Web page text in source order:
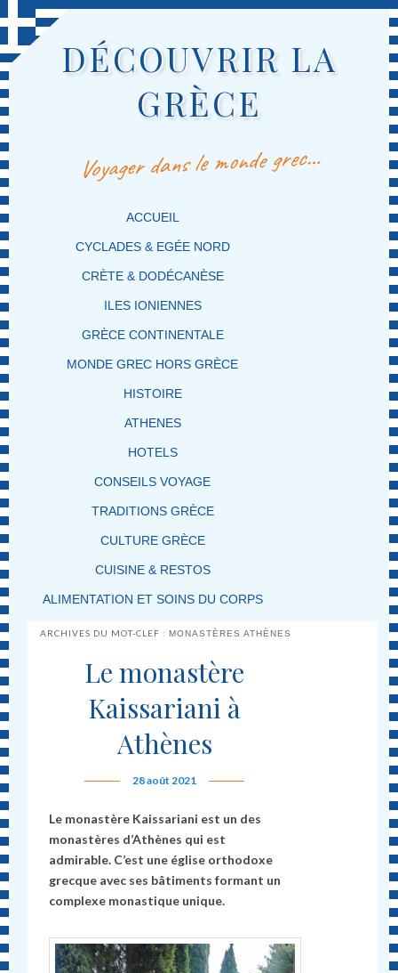
DÉCOUVRIR LA
GRÈCE
Voyager dans le monde grec…
MENU PRINCIPAL
MASQUER LA NAVIGATION PRINCIPALE
MASQUER LA NAVIGATION SECONDAIRE
ACCUEIL
CYCLADES & EGÉE NORD
CRÈTE & DODÉCANÈSE
ILES IONIENNES
GRÈCE CONTINENTALE
MONDE GREC HORS GRÈCE
HISTOIRE
ATHENES
HOTELS
CONSEILS VOYAGE
TRADITIONS GRÈCE
CULTURE GRÈCE
CUISINE & RESTOS
ALIMENTATION ET SOINS DU CORPS
ARCHIVES DU MOT-CLEF :MONASTÈRES ATHÈNES
Le monastère
Kaissariani à
Athènes
28 août 2021
Le monastère Kaissariani est un des
monastères d’Athènes qui est
admirable. C’est une église orthodoxe
grecque avec ses bâtiments formant un
complexe monastique unique.